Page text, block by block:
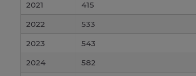
2021
415
2022
533
2023
543
2024
582